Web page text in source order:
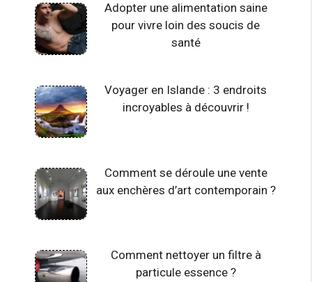
Adopter une alimentation saine
pour vivre loin des soucis de
santé
Voyager en Islande : 3 endroits
incroyables à découvrir !
Comment se déroule une vente
aux enchères d’art contemporain ?
Comment nettoyer un filtre à
particule essence ?